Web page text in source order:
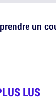
un
LUS